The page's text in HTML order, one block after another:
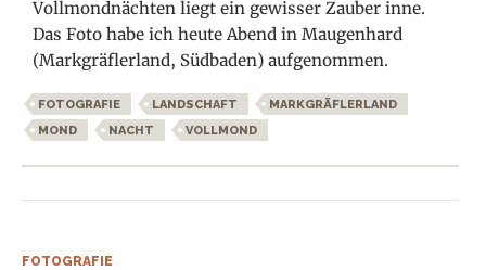
Vollmondnächten liegt ein gewisser Zauber inne.
Das Foto habe ich heute Abend in Maugenhard
(Markgräflerland, Südbaden) aufgenommen.
FOTOGRAFIE LANDSCHAFT
MARKGRÄFLERLAND
MOND
NACHT VOLLMOND
FOTOGRAFIE